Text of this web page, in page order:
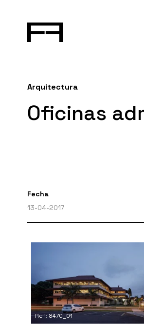
Arquitectura
Oficinas
Fecha
13-04-2017
Ref: 8470_01